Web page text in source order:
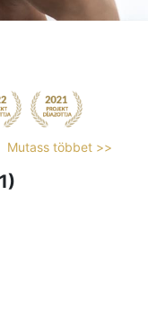
Mutass többet >>